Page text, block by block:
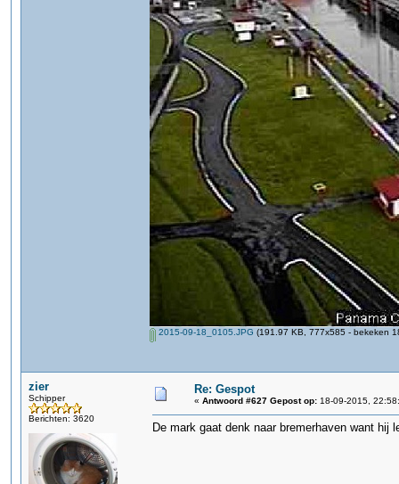
2015-09-18_0105.JPG (191.97 KB, 777x585 - bekeken
zier
Schipper
Berichten: 3620
Re: Gespot
« Antwoord #627 Gepost op: 18-09-2015,
De mark gaat denk naar bremerhaven want hij